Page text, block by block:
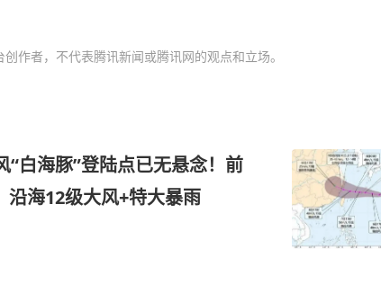
作者，不代表腾讯新闻或腾讯网的观点和立场。
“白海豚”登陆点已无悬念！前
沿海12级大风+特大暴雨